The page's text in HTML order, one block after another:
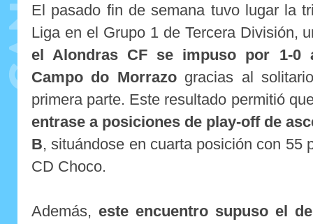
El pasado fin de semana tuvo lugar la
Liga en el Grupo 1 de Tercera División,
el Alondras CF se impuso por 1-0
Campo do Morrazogracias al
primera parte. Este resultado permitió
entrase a posiciones de play-off de
B, situándose en cuarta posición con 55
CD Choco.
Además, este encuentro supuso el